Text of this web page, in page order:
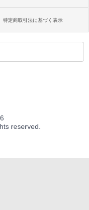
特定商取引法に基づく表示
reserved.